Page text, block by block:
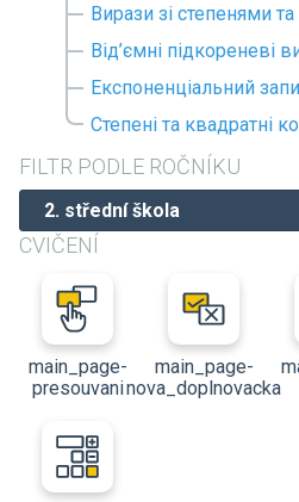
Вирази зі степенями
Від’ємні підкореневі
Експоненціальний
Степені та квадратні
FILTR PODLE ROČNÍKU
CVIČENÍ
main_page-
presouvani
main_page-
nova_doplnovacka